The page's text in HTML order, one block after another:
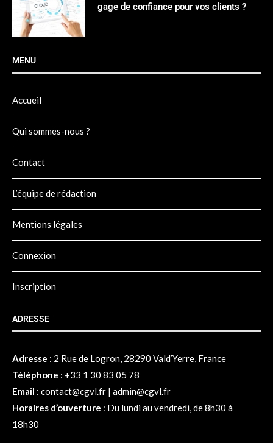
gage de confiance pour vos clients ?
MENU
Accueil
Qui sommes-nous ?
Contact
L’équipe de rédaction
Mentions légales
Connexion
Inscription
ADRESSE
Adresse : 2 Rue de Logron, 28290 Vald’Yerre, France
Téléphone : +33 1 30 83 05 78
Email : contact@cgvl.fr | admin@cgvl.fr
Horaires d’ouverture : Du lundi au vendredi, de 8h30 à
18h30